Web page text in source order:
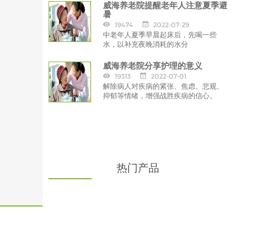
威海养老院提醒老年人注意夏季避
暑
19474 2022-07-29
中老年人夏季早晨起床后，先喝一些
水，以补充夜晚消耗的水分
威海养老院分享护理的意义
19313 2022-07-01
解除病人对疾病的紧张、焦虑、悲观、
抑郁等情绪，增强战胜疾病的信心。
热门产品